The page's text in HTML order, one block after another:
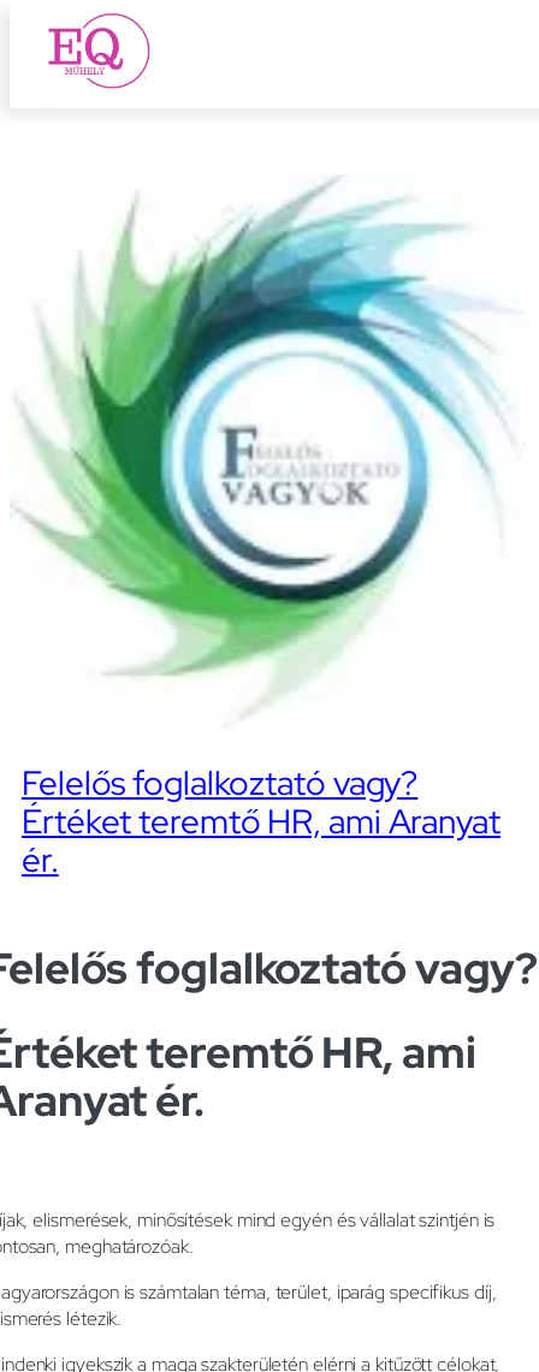
UgrásHR stratégia
Felelős foglalkoztató vagy?
Értéket teremtő HR, ami Aranyat
ér.
foglalkoztató vagy?
teremtő HR, ami
ér.
elismerések, minősítések mind egyén és vállalat szintjén is
meghatározóak.
is számtalan téma, terület, iparág specifikus díj,
létezik.
igyekszik a maga szakterületén elérni a kitűzött célokat,